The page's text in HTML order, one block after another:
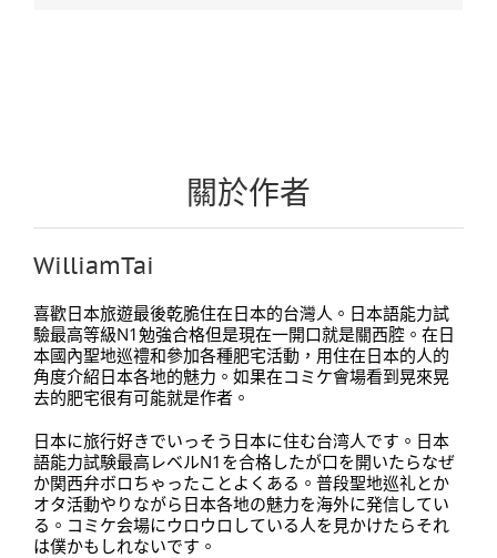
關於作者
WilliamTai
喜歡日本旅遊最後乾脆住在日本的台灣人。日本語能力試
驗最高等級N1勉強合格但是現在一開口就是關西腔。在日
本國內聖地巡禮和參加各種肥宅活動，用住在日本的人的
角度介紹日本各地的魅力。如果在コミケ會場看到晃來晃
去的肥宅很有可能就是作者。
日本に旅行好きでいっそう日本に住む台湾人です。日本
語能力試験最高レベルN1を合格したが口を開いたらなぜ
か関西弁ボロちゃったことよくある。普段聖地巡礼とか
オタ活動やりながら日本各地の魅力を海外に発信してい
る。コミケ会場にウロウロしている人を見かけたらそれ
は僕かもしれないです。